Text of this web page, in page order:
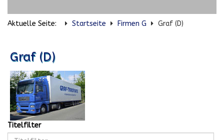
Aktuelle Seite: Startseite Firmen G Graf (D)
Graf (D)
Titelfilter